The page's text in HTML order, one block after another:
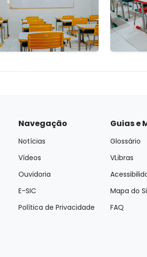
Navegação
Notícias
Vídeos
Ouvidoria
E-SIC
Política de Privacidade
Guias e
Glossário
VLibras
Mapa do
FAQ